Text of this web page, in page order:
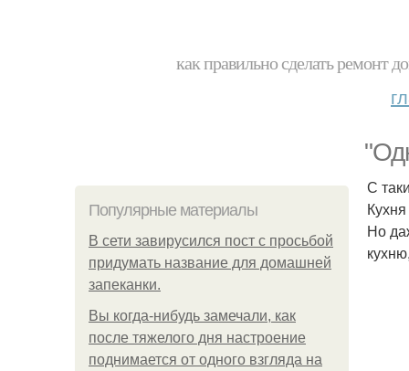
как правильно сделать ремонт
Популярные материалы
В сети завирусился пост с просьбой
придумать название для домашней
запеканки.
Вы когда-нибудь замечали, как
после тяжелого дня настроение
поднимается от одного взгляда на
С
Но